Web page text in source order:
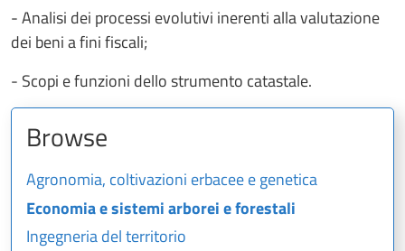
- Analisi dei processi evolutivi inerenti alla valutazione
dei beni a fini fiscali;
- Scopi e funzioni dello strumento catastale.
Browse
Agronomia, coltivazioni erbacee e genetica
Economia e sistemi arborei e forestali
Ingegneria del territorio